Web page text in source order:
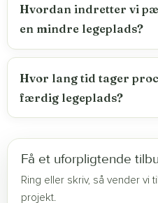
Hvordan indretter vi
en mindre legeplads?
Hvor lang tid tager
færdig legeplads?
Få et uforpligtende
Ring eller skriv, så vender vi
projekt.